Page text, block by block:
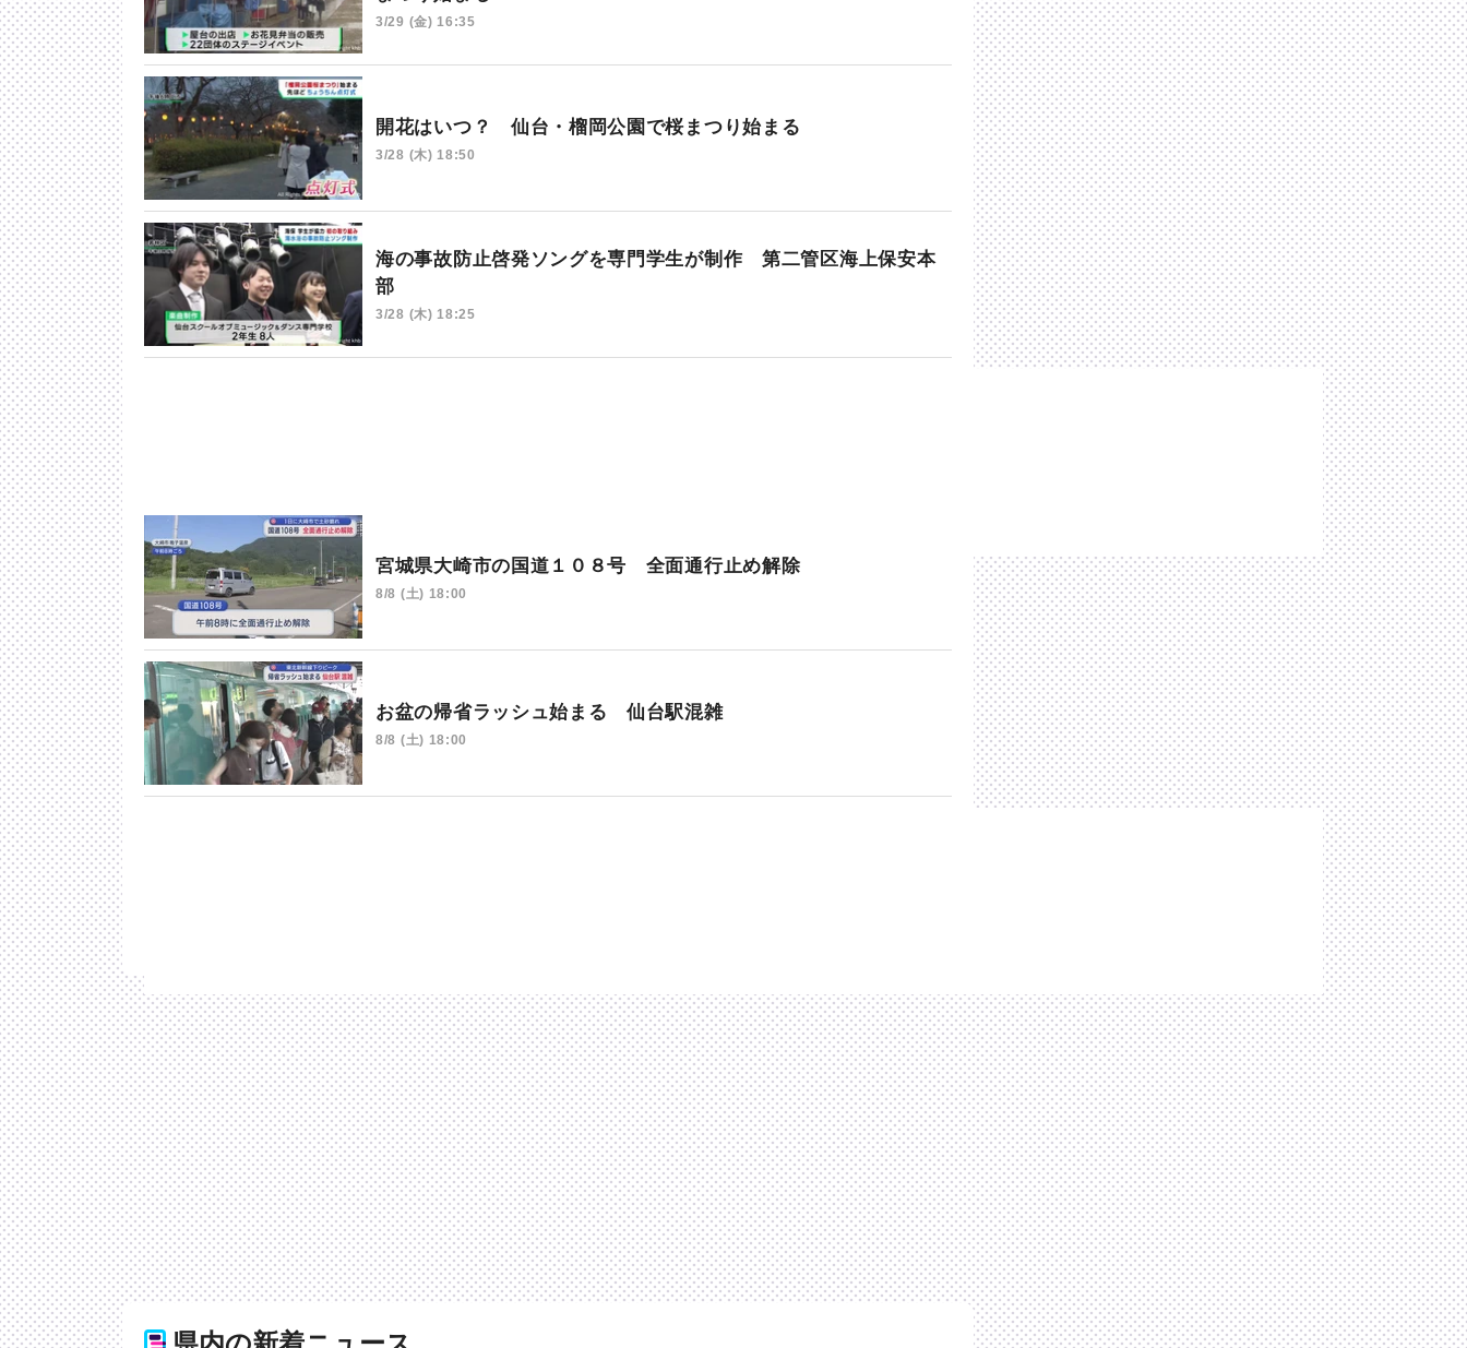
3/29 (金) 16:35
開花はいつ？ 仙台・榴岡公園で桜まつり始まる
3/28 (木) 18:50
海の事故防止啓発ソングを専門学生が制作 第二管区海上保安本
部
3/28 (木) 18:25
宮城県大崎市の国道１０８号 全面通行止め解除
8/8 (土) 18:00
お盆の帰省ラッシュ始まる 仙台駅混雑
8/8 (土) 18:00